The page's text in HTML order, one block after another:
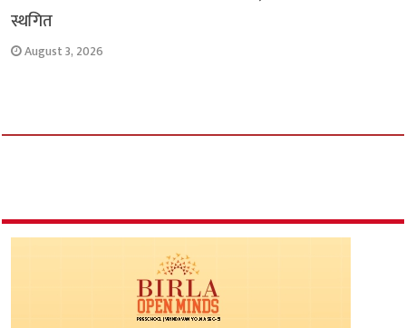
स्थगित
August 3, 2026